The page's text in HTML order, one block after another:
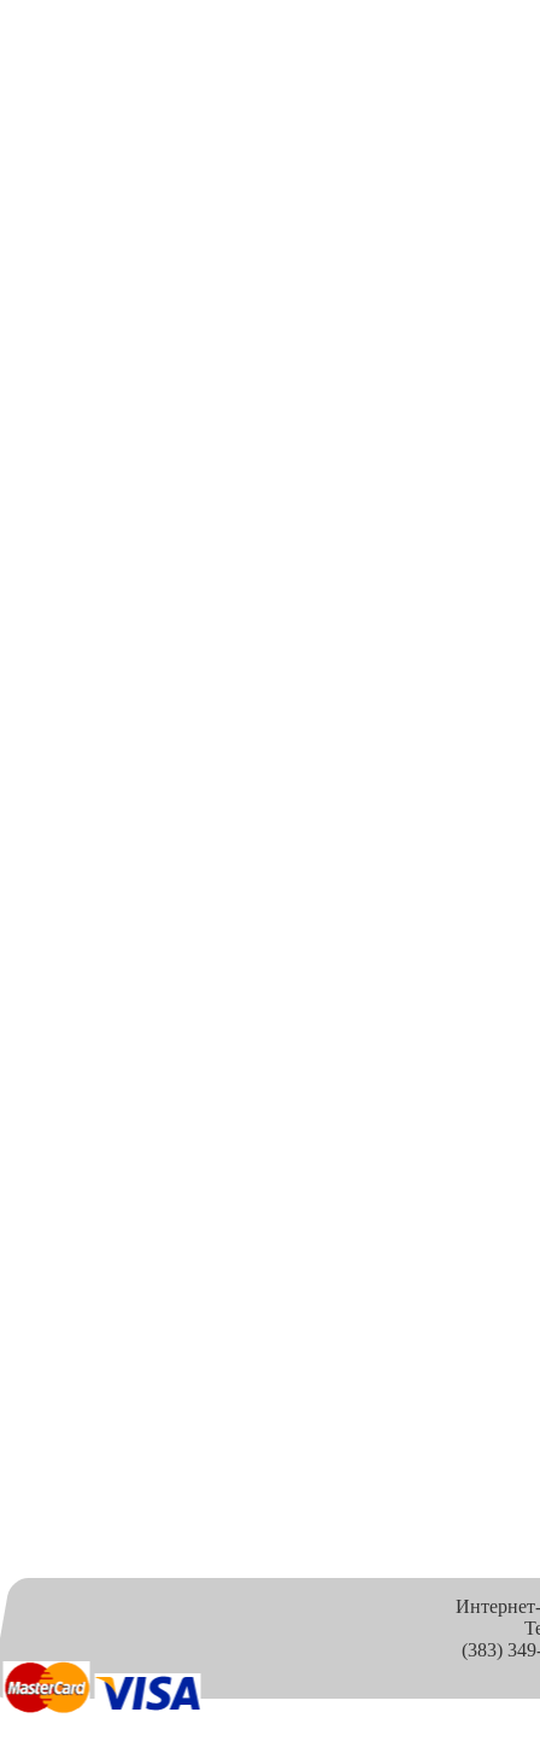
(383)